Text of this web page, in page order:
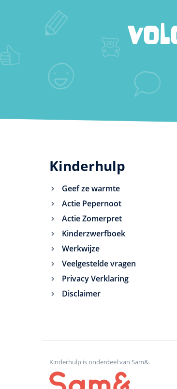
Kinderhulp
Geef ze warmte
Actie Pepernoot
Actie Zomerpret
Kinderzwerfboek
Werkwijze
Veelgestelde vragen
Privacy Verklaring
Disclaimer
Kinderhulp is onderdeel van Sam&.